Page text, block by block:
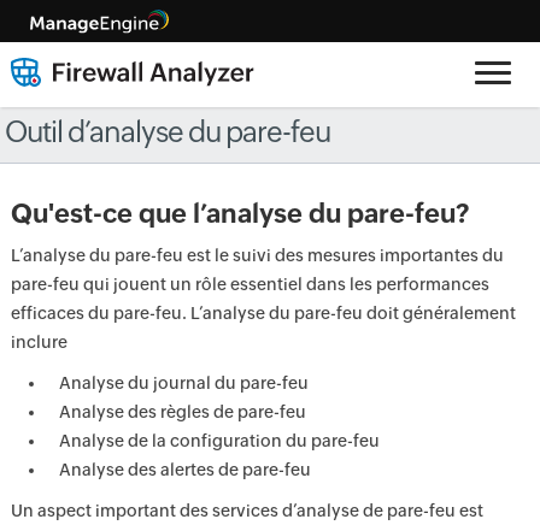
Outil d’analyse du pare-feu
Qu'est-ce que l’analyse du pare-feu?
L’analyse du pare-feu est le suivi des mesures importantes du
pare-feu qui jouent un rôle essentiel dans les performances
efficaces du pare-feu. L’analyse du pare-feu doit généralement
inclure
Analyse du journal du pare-feu
Analyse des règles de pare-feu
Analyse de la configuration du pare-feu
Analyse des alertes de pare-feu
Un aspect important des services d’analyse de pare-feu est